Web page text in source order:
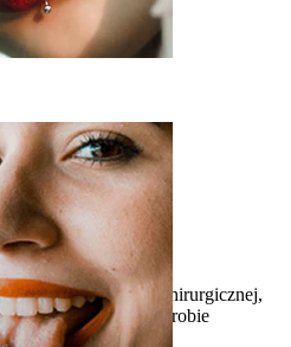
z bezpiecznej stali chirurgicznej,
materiałem w wyrobie